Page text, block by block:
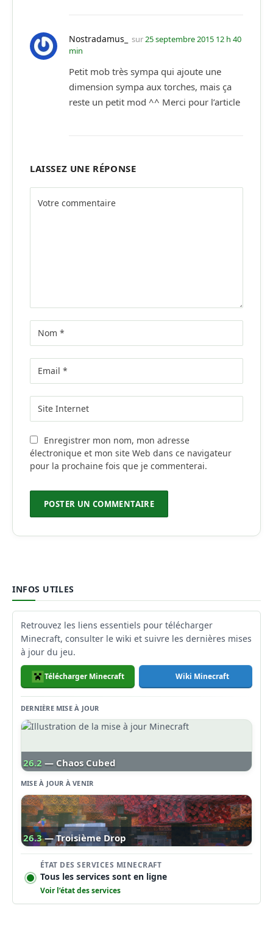
Nostradamus_ sur25 septembre 2015 12 h 40
min
Petit mob très sympa qui ajoute une
dimension sympa aux torches, mais ça
reste un petit mod ^^ Merci pour l’article
LAISSEZ UNE RÉPONSE
Enregistrer mon nom, mon adresse
électronique et mon site Web dans ce navigateur
pour la prochaine fois que je commenterai.
INFOS UTILES
Retrouvez les liens essentiels pour télécharger
Minecraft, consulter le wiki et suivre les dernières mises
à jour du jeu.
Télécharger Minecraft Wiki Minecraft
DERNIÈRE MISE À JOUR
26.2 — Chaos Cubed
MISE À JOUR À VENIR
26.3 — Troisième Drop
ÉTAT DES SERVICES MINECRAFT
Tous les services sont en ligne
Voir l’état des services